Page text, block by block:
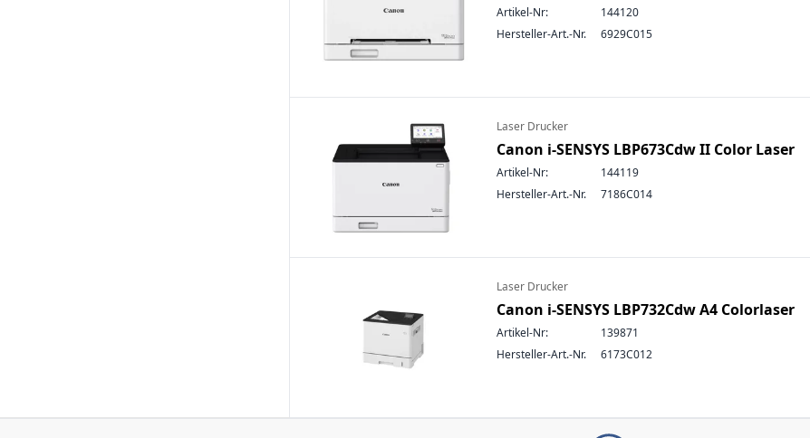
Artikel-Nr:
144120
Hersteller-Art.-Nr.
6929C015
Laser Drucker
Canon i-SENSYS LBP673Cdw II Color Laser
Artikel-Nr:
144119
Hersteller-Art.-Nr.
7186C014
Laser Drucker
Canon i-SENSYS LBP732Cdw A4 Colorlaser
Artikel-Nr:
139871
Hersteller-Art.-Nr.
6173C012